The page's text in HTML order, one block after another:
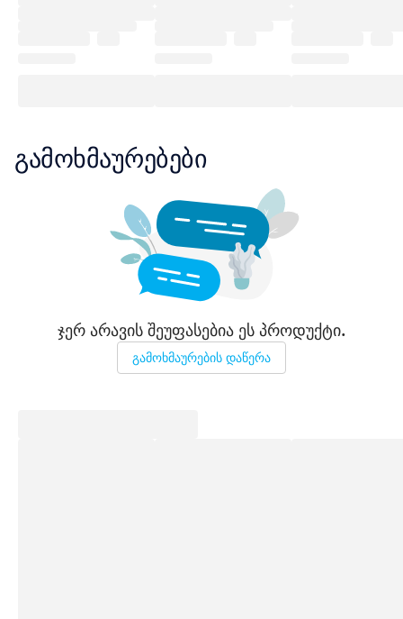
გამოხმაურებები
ჯერ არავის შეუფასებია ეს პროდუქტი.
გამოხმაურების დაწერა